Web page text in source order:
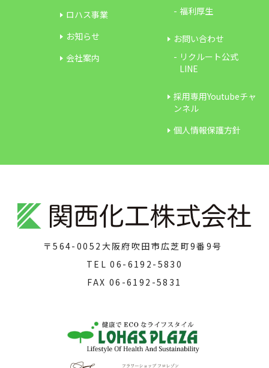
ロハス事業
お知らせ
会社案内
福利厚生
お問い合わせ
リクルート公式
LINE
採用専用Youtubeチャ
ンネル
個人情報保護方針
〒564-0052 大阪府吹田市広芝町9番9号
TEL06-6192-5830
FAX 06-6192-5831